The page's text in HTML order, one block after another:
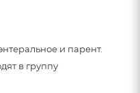
и парент.
в группу